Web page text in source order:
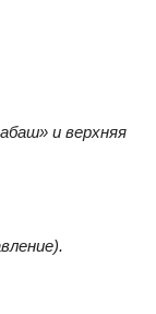
и верхняя